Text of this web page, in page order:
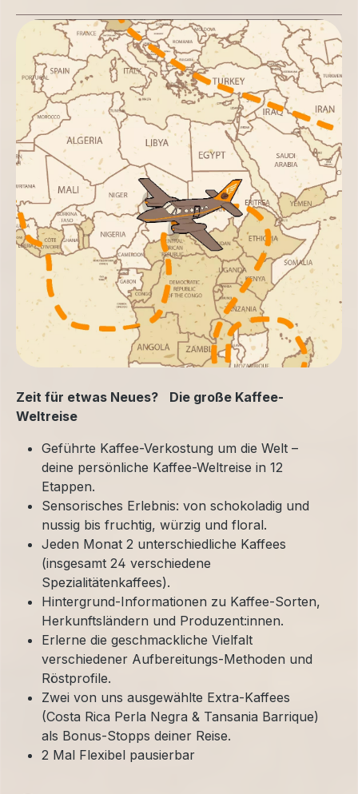
Zeit für etwas Neues? Die große Kaffee-
Weltreise
Geführte Kaffee-Verkostung um die Welt –
deine persönliche Kaffee-Weltreise in 12
Etappen.
Sensorisches Erlebnis: von schokoladig und
nussig bis fruchtig, würzig und floral.
Jeden Monat 2 unterschiedliche Kaffees
(insgesamt 24 verschiedene
Spezialitätenkaffees).
Hintergrund-Informationen zu Kaffee-Sorten,
Herkunftsländern und Produzent:innen.
Erlerne die geschmackliche Vielfalt
verschiedener Aufbereitungs-Methoden und
Röstprofile.
Zwei von uns ausgewählte Extra-Kaffees
(Costa Rica Perla Negra & Tansania Barrique)
als Bonus-Stopps deiner Reise.
2 Mal Flexibel pausierbar